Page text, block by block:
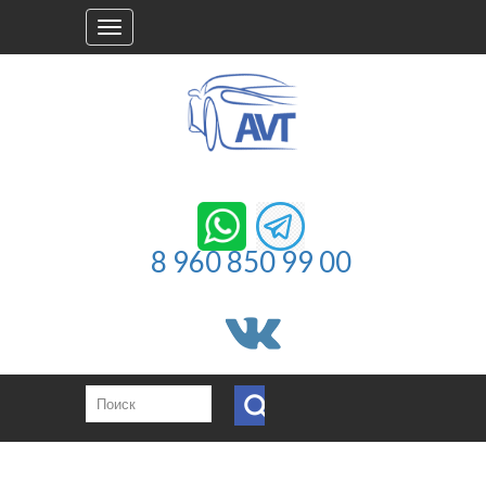
Toggle
navigation
8 960 850 99 00